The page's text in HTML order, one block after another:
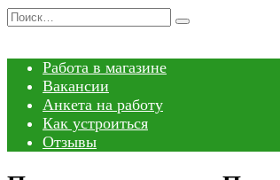
Перейти
Search
Работа в магазине
Вакансии
Анкета на работу
Как устроиться
Отзывы